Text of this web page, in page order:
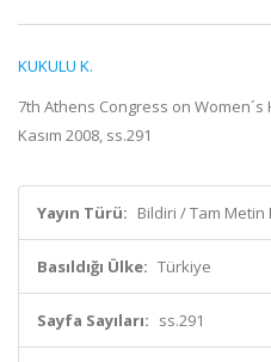
KUKULU K.
7th Athens Congress on
Kasım 2008, ss.291
Yayın Türü: Bildiri / Tam Metin
Basıldığı Ülke: Türkiye
Sayfa Sayıları: ss.291